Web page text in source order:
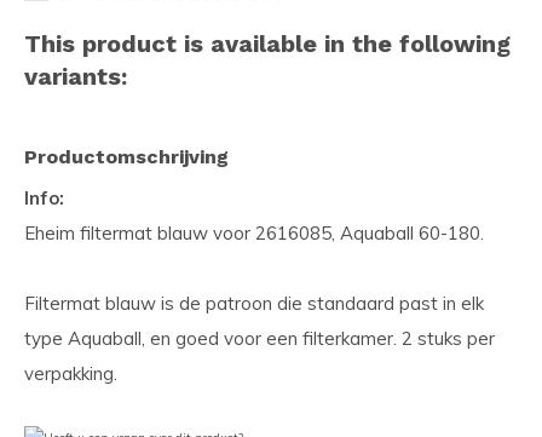
This product is available in the following
variants:
Productomschrijving
Info:
Eheim filtermat blauw voor 2616085, Aquaball 60-180.
Filtermat blauw is de patroon die standaard past in elk
type Aquaball, en goed voor een filterkamer. 2 stuks per
verpakking.